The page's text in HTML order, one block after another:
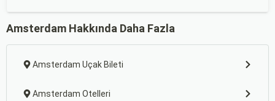
Amsterdam Hakkında Daha Fazla
Amsterdam Uçak Bileti
Amsterdam Otelleri